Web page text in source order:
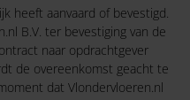
heeft aanvaard of bevestigd.
B.V. ter bevestiging van de
naar opdrachtgever
de overeenkomst geacht te
dat Vlondervloeren.nl